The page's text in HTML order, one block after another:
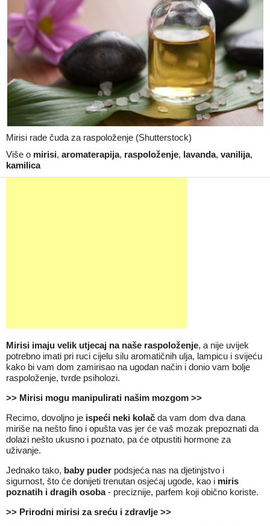
Mirisi rade čuda za raspoloženje (Shutterstock)
Više o mirisi, aromaterapija, raspoloženje, lavanda, vanilija,
kamilica
Mirisi imaju velik utjecaj na naše raspoloženje, a nije uvijek
potrebno imati pri ruci cijelu silu aromatičnih ulja, lampicu i svijeću
kako bi vam dom zamirisao na ugodan način i donio vam bolje
raspoloženje, tvrde psiholozi.
>> Mirisi mogu manipulirati našim mozgom >>
Recimo, dovoljno je ispeći neki kolač da vam dom dva dana
miriše na nešto fino i opušta vas jer će vaš mozak prepoznati da
dolazi nešto ukusno i poznato, pa će otpustiti hormone za
uživanje.
Jednako tako, baby puder podsjeća nas na djetinjstvo i
sigurnost, što će donijeti trenutan osjećaj ugode, kao i miris
poznatih i dragih osoba- preciznije, parfem koji obično koriste.
>> Prirodni mirisi za sreću i zdravlje >>